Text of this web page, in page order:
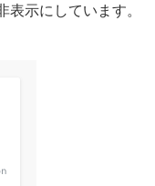
示にしています。